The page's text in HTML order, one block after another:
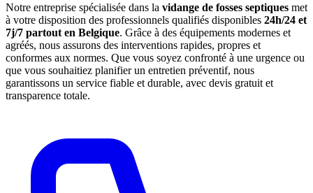
Notre entreprise spécialisée dans la vidange de fosses septiques met
à votre disposition des professionnels qualifiés disponibles 24h/24 et
7j/7 partout en Belgique. Grâce à des équipements modernes et
agréés, nous assurons des interventions rapides, propres et
conformes aux normes. Que vous soyez confronté à une urgence ou
que vous souhaitiez planifier un entretien préventif, nous
garantissons un service fiable et durable, avec devis gratuit et
transparence totale.